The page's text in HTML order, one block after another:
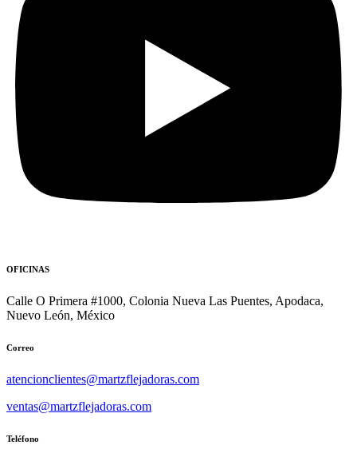
OFICINAS
Calle O Primera #1000, Colonia Nueva Las Puentes, Apodaca,
Nuevo León, México
Correo
atencionclientes@martzflejadoras.com
ventas@martzflejadoras.com
Teléfono